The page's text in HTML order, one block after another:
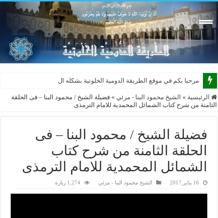
مرحبا بكم في موقع الطريقة الدومية الخلوتية بشكله الجديد 20
الرئيسية » الشيخ محمود البنا - مرئي » فضيلة الشيخ / محمود البنا – فى الحلقة
الثامنة من شرح كتاب الشمائل المحمدية للامام الترمذى
فضيلة الشيخ / محمود البنا – فى
الحلقة الثامنة من شرح كتاب
الشمائل المحمدية للامام الترمذى
16 يناير,2017 الشيخ محمود البنا - مرئي 1,274 زيارة